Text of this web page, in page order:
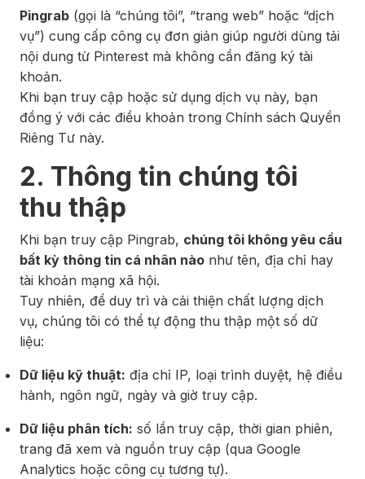
Pingrab(gọi là “chúng tôi”, “trang web” hoặc “dịch
vụ”) cung cấp công cụ đơn giản giúp người dùng tải
nội dung từ Pinterest mà không cần đăng ký tài
khoản.
Khi bạn truy cập hoặc sử dụng dịch vụ này, bạn
đồng ý với các điều khoản trong Chính sách Quyền
Riêng Tư này.
2. Thông tin chúng tôi
thu thập
Khi bạn truy cập Pingrab, chúng tôi không yêu cầu
bất kỳ thông tin cá nhân nàonhư tên, địa chỉ hay
tài khoản mạng xã hội.
Tuy nhiên, để duy trì và cải thiện chất lượng dịch
vụ, chúng tôi có thể tự động thu thập một số dữ
liệu:
Dữ liệu kỹ thuật: địa chỉ IP, loại trình duyệt, hệ điều
hành, ngôn ngữ, ngày và giờ truy cập.
Dữ liệu phân tích: số lần truy cập, thời gian phiên,
trang đã xem và nguồn truy cập (qua Google
Analytics hoặc công cụ tương tự).